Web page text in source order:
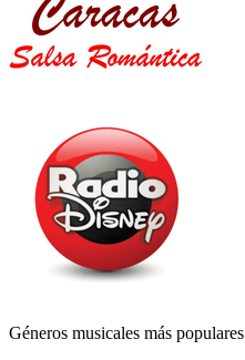
Géneros musicales más populares